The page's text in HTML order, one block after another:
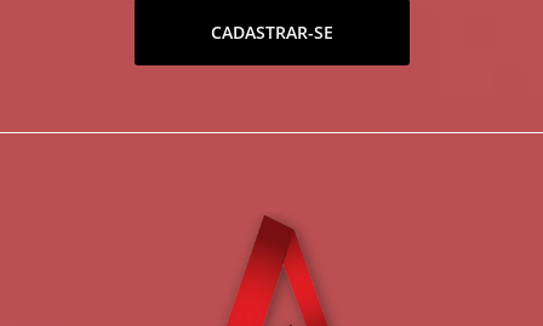
CADASTRAR-SE